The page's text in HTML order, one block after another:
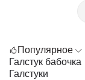
Популярное
Галстук бабочка
Галстуки